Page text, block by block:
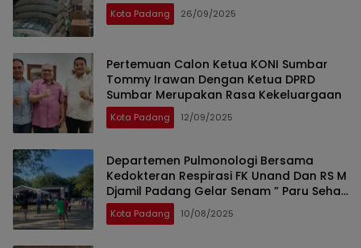
Kota Padang 26/09/2025
Pertemuan Calon Ketua KONI Sumbar
Tommy Irawan Dengan Ketua DPRD
Sumbar Merupakan Rasa Kekeluargaan
Kota Padang 12/09/2025
Departemen Pulmonologi Bersama
Kedokteran Respirasi FK Unand Dan RS M
Djamil Padang Gelar Senam ” Paru Sehat
” Dan HUT Kota Padang
Kota Padang 10/08/2025